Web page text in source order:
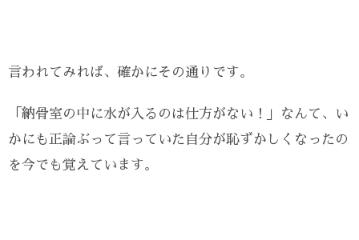
言われてみれば、確かにその通りです。
「納骨室の中に水が入るのは仕方がない！」なんて、い
かにも正論ぶって言っていた自分が恥ずかしくなったの
を今でも覚えています。